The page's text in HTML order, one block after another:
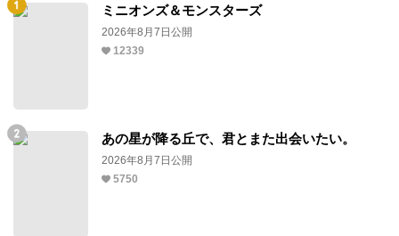
ミニオンズ＆モンスターズ
2026年8月7日公開
12339
あの星が降る丘で、君とまた出会いたい。
2026年8月7日公開
5750